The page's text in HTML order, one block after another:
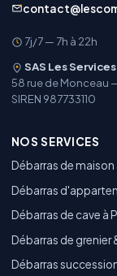
7j/7 — 7h à 22h
SAS Les
58 rue de Monceau
SIREN 987733110
NOS SERVICES
Débarras de
Débarras
Débarras de cave à
Débarras de grenier
Débarras